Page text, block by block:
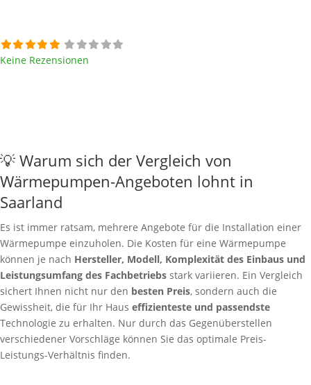
Keine Rezensionen
💡 Warum sich der Vergleich von
Wärmepumpen-Angeboten lohnt in
Saarland
Es ist immer ratsam, mehrere Angebote für die Installation einer
Wärmepumpe einzuholen. Die Kosten für eine Wärmepumpe
können je nach Hersteller, Modell, Komplexität des Einbaus und
Leistungsumfang des Fachbetriebs stark variieren. Ein Vergleich
sichert Ihnen nicht nur den besten Preis, sondern auch die
Gewissheit, die für Ihr Haus effizienteste und passendste
Technologie zu erhalten. Nur durch das Gegenüberstellen
verschiedener Vorschläge können Sie das optimale Preis-
Leistungs-Verhältnis finden.